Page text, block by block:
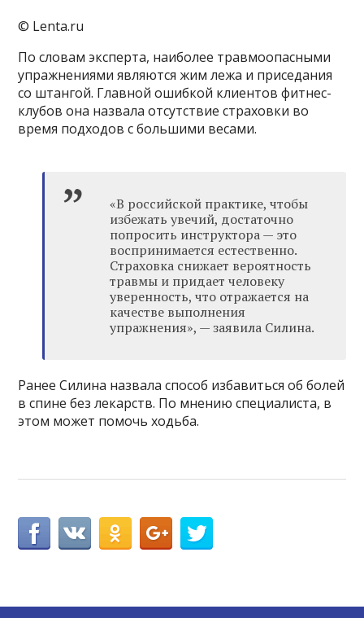
© Lenta.ru
По словам эксперта, наиболее травмоопасными
упражнениями являются жим лежа и приседания
со штангой. Главной ошибкой клиентов фитнес-
клубов она назвала отсутствие страховки во
время подходов с большими весами.
«В российской практике, чтобы
избежать увечий, достаточно
попросить инструктора — это
воспринимается естественно.
Страховка снижает вероятность
травмы и придает человеку
уверенность, что отражается на
качестве выполнения
упражнения», — заявила Силина.
Ранее Силина назвала способ избавиться об болей
в спине без лекарств. По мнению специалиста, в
этом может помочь ходьба.